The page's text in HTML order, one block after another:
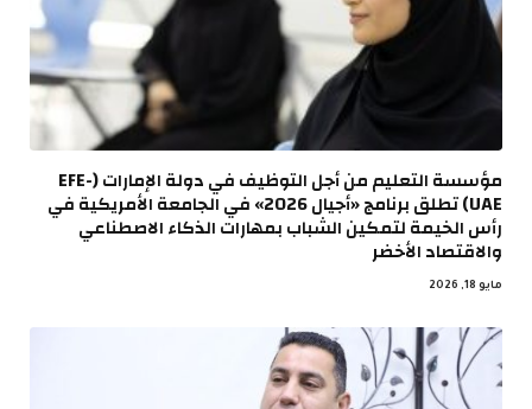
مؤسسة التعليم من أجل التوظيف في دولة الإمارات (EFE-
UAE) تطلق برنامج «أجيال 2026» في الجامعة الأمريكية في
رأس الخيمة لتمكين الشباب بمهارات الذكاء الاصطناعي
والاقتصاد الأخضر
مايو 18, 2026